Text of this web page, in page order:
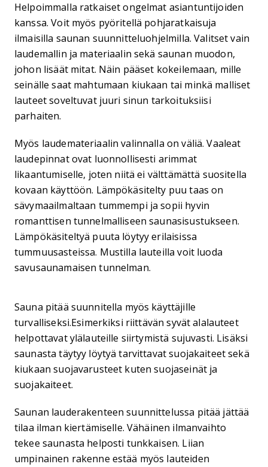
Helpoimmalla ratkaiset ongelmat asiantuntijoiden
kanssa. Voit myös pyöritellä pohjaratkaisuja
ilmaisilla saunan suunnitteluohjelmilla. Valitset vain
laudemallin ja materiaalin sekä saunan muodon,
johon lisäät mitat. Näin pääset kokeilemaan, mille
seinälle saat mahtumaan kiukaan tai minkä malliset
lauteet soveltuvat juuri sinun tarkoituksiisi
parhaiten.
Myös laudemateriaalin valinnalla on väliä. Vaaleat
laudepinnat ovat luonnollisesti arimmat
likaantumiselle, joten niitä ei välttämättä suositella
kovaan käyttöön. Lämpökäsitelty puu taas on
sävymaailmaltaan tummempi ja sopii hyvin
romanttisen tunnelmalliseen saunasisustukseen.
Lämpökäsiteltyä puuta löytyy erilaisissa
tummuusasteissa. Mustilla lauteilla voit luoda
savusaunamaisen tunnelman.
Sauna pitää suunnitella myös käyttäjille
turvalliseksi.Esimerkiksi riittävän syvät alalauteet
helpottavat ylälauteille siirtymistä sujuvasti. Lisäksi
saunasta täytyy löytyä tarvittavat suojakaiteet sekä
kiukaan suojavarusteet kuten suojaseinät ja
suojakaiteet.
Saunan lauderakenteen suunnittelussa pitää jättää
tilaa ilman kiertämiselle. Vähäinen ilmanvaihto
tekee saunasta helposti tunkkaisen. Liian
umpinainen rakenne estää myös lauteiden